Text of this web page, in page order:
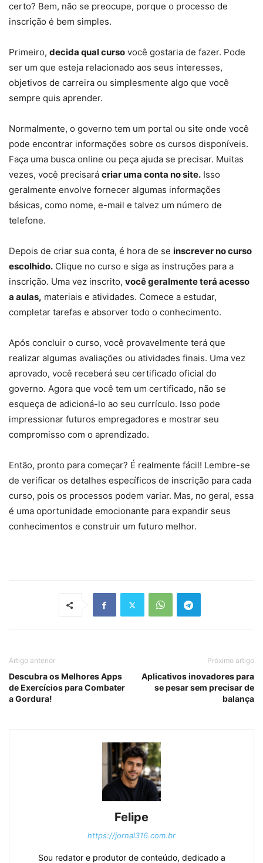
certo? Bem, não se preocupe, porque o processo de
inscrição é bem simples.
Primeiro, decida qual curso você gostaria de fazer. Pode
ser um que esteja relacionado aos seus interesses,
objetivos de carreira ou simplesmente algo que você
sempre quis aprender.
Normalmente, o governo tem um portal ou site onde você
pode encontrar informações sobre os cursos disponíveis.
Faça uma busca online ou peça ajuda se precisar. Muitas
vezes, você precisará criar uma conta no site. Isso
geralmente envolve fornecer algumas informações
básicas, como nome, e-mail e talvez um número de
telefone.
Depois de criar sua conta, é hora de se inscrever no curso
escolhido. Clique no curso e siga as instruções para a
inscrição. Uma vez inscrito, você geralmente terá acesso
a aulas, materiais e atividades. Comece a estudar,
completar tarefas e absorver todo o conhecimento.
Após concluir o curso, você provavelmente terá que
realizar algumas avaliações ou atividades finais. Uma vez
aprovado, você receberá seu certificado oficial do
governo. Agora que você tem um certificado, não se
esqueça de adicioná-lo ao seu currículo. Isso pode
impressionar futuros empregadores e mostrar seu
compromisso com o aprendizado.
Então, pronto para começar? É realmente fácil! Lembre-se
de verificar os detalhes específicos de inscrição para cada
curso, pois os processos podem variar. Mas, no geral, essa
é uma oportunidade emocionante para expandir seus
conhecimentos e construir um futuro melhor.
Artigo anterior
Descubra os Melhores Apps
de Exercícios para Combater
a Gordura!
Próximo artigo
Aplicativos inovadores para
se pesar sem precisar de
balança
Felipe
https://jornal316.com.br
Sou redator e produtor de conteúdo, dedicado a